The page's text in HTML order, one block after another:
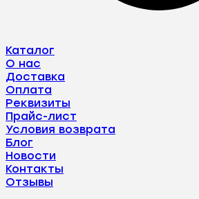
Каталог
О нас
Доставка
Оплата
Реквизиты
Прайс-лист
Условия возврата
Блог
Новости
Контакты
Отзывы